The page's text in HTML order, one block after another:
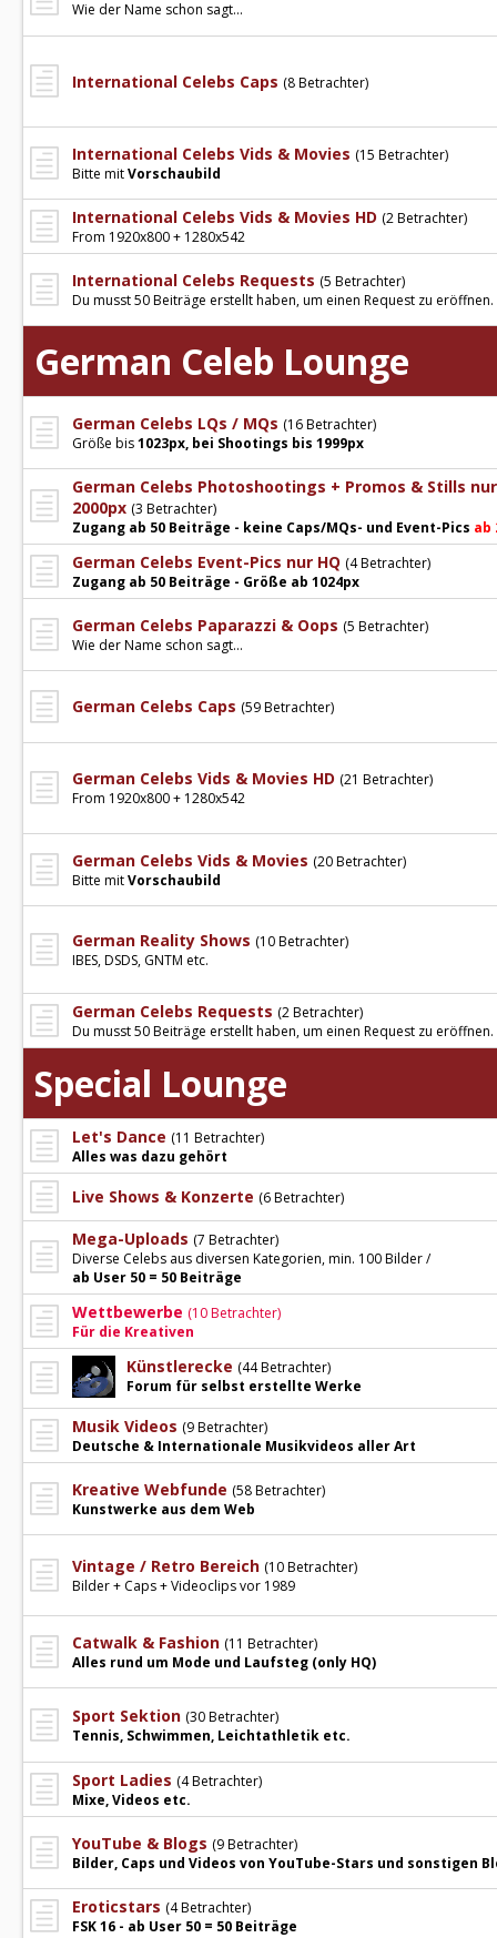
Wie der Name schon sagt...
International Celebs Caps (8 Betrachter)
International Celebs Vids & Movies (15 Betrachter)
Bitte mitVorschaubild
International Celebs Vids & Movies HD (2 Betrachter)
From 1920x800 + 1280x542
International Celebs Requests (5 Betrachter)
Du musst 50 Beiträge erstellt haben, um einen Request zu eröffnen.
German Celeb Lounge
German Celebs LQs / MQs (16 Betrachter)
Größe bis1023px, bei Shootings bis 1999px
German Celebs Photoshootings + Promos & Stills
2000px (3 Betrachter)
Zugang ab 50 Beiträge - keine Caps/MQs- und Event-Pics ab
German Celebs Event-Pics nur HQ (4 Betrachter)
Zugang ab 50 Beiträge - Größe ab 1024px
German Celebs Paparazzi & Oops (5 Betrachter)
Wie der Name schon sagt...
German Celebs Caps (59 Betrachter)
German Celebs Vids & Movies HD (21 Betrachter)
From 1920x800 + 1280x542
German Celebs Vids & Movies (20 Betrachter)
Bitte mitVorschaubild
German Reality Shows (10 Betrachter)
IBES, DSDS, GNTM etc.
German Celebs Requests (2 Betrachter)
Du musst 50 Beiträge erstellt haben, um einen Request zu eröffnen.
Special Lounge
Let's Dance (11 Betrachter)
Alles was dazu gehört
Live Shows & Konzerte (6 Betrachter)
Mega-Uploads (7 Betrachter)
Diverse Celebs aus diversen Kategorien, min. 100 Bilder /
ab User 50 = 50 Beiträge
Wettbewerbe (10 Betrachter)
Für die Kreativen
Künstlerecke (44 Betrachter)
Forum für selbst erstellte Werke
Musik Videos (9 Betrachter)
Deutsche & Internationale Musikvideos aller Art
Kreative Webfunde (58 Betrachter)
Kunstwerke aus dem Web
Vintage / Retro Bereich (10 Betrachter)
Bilder + Caps + Videoclips vor 1989
Catwalk & Fashion (11 Betrachter)
Alles rund um Mode und Laufsteg (only HQ)
Sport Sektion (30 Betrachter)
Tennis, Schwimmen, Leichtathletik etc.
Sport Ladies (4 Betrachter)
Mixe, Videos etc.
YouTube & Blogs (9 Betrachter)
Bilder, Caps und Videos von YouTube-Stars und sonstigen
Eroticstars (4 Betrachter)
FSK 16 - ab User 50 = 50 Beiträge